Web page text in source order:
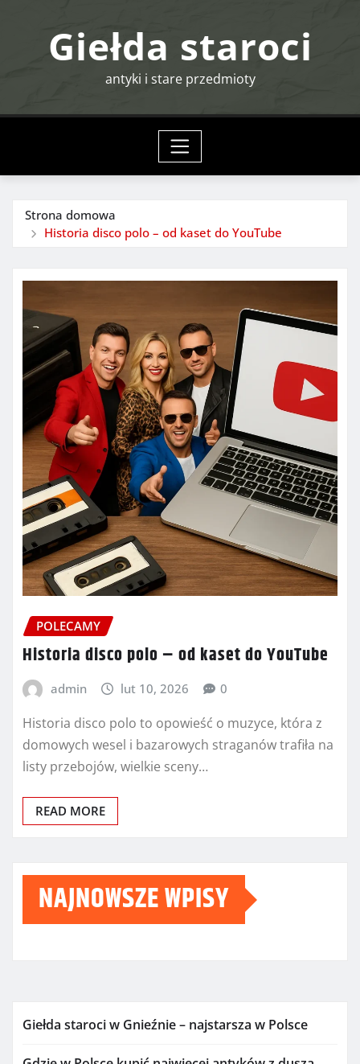
Giełda staroci
antyki i stare przedmioty
Strona domowa
Historia disco polo – od kaset do YouTube
POLECAMY
Historia disco polo – od kaset do YouTube
admin lut 10, 2026 0
Historia disco polo to opowieść o muzyce, która z
domowych wesel i bazarowych straganów trafiła na
listy przebojów, wielkie sceny…
READ MORE
NAJNOWSZE WPISY
Giełda staroci w Gnieźnie – najstarsza w Polsce